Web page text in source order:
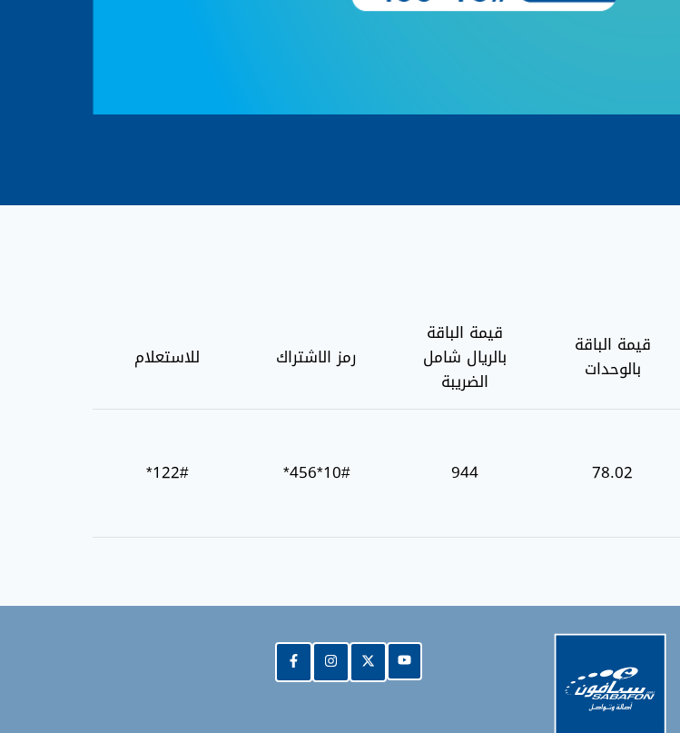
قيمة الباقة
بالوحدات
قيمة الباقة
بالريال شامل
الضريبة
رمز الاشتراك للاستعلام
78.02
944
10#*456*
122#*